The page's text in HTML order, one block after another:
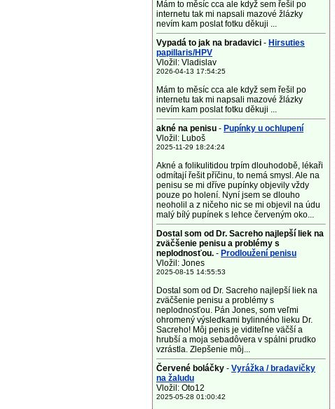
Mám to měsíc cca ale když sem řešil po
internetu tak mi napsali mazové žlázky
nevím kam poslat fotku děkuji ...
Vypadá to jak na bradavici - Hirsuties
papillaris/HPV
Vložil: Vladislav
2026-04-13 17:54:25
Mám to měsíc cca ale když sem řešil po
internetu tak mi napsali mazové žlázky
nevím kam poslat fotku děkuji ...
akné na penisu - Pupínky u ochlupení
Vložil: Luboš
2025-11-29 18:24:24
Akné a folikulitidou trpím dlouhodobě, lékaři
odmítají řešit příčinu, to nemá smysl. Ale na
penisu se mi dříve pupínky objevily vždy
pouze po holení. Nyní jsem se dlouho
neoholil a z ničeho nic se mi objevil na údu
malý bílý pupínek s lehce červeným oko...
Dostal som od Dr. Sacreho najlepší liek na
zväčšenie penisu a problémy s
neplodnosťou. - Prodloužení penisu
Vložil: Jones
2025-08-15 14:55:53
Dostal som od Dr. Sacreho najlepší liek na
zväčšenie penisu a problémy s
neplodnosťou. Pán Jones, som veľmi
ohromený výsledkami bylinného lieku Dr.
Sacreho! Môj penis je viditeľne väčší a
hrubší a moja sebadôvera v spálni prudko
vzrástla. Zlepšenie môj...
Červené boláčky - Vyrážka / bradavičky
na žaludu
Vložil: Oto12
2025-05-28 01:00:42